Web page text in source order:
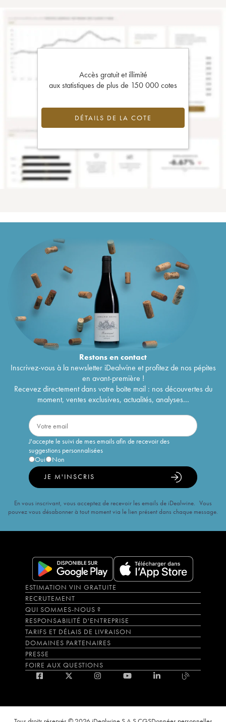
Accès gratuit et illimité
aux statistiques de plus de 150 000 cotes
DÉTAILS DE LA COTE
Restons encontact
Inscrivez-vous à la newsletter iDealwine et profitez de nos pépites
en avant-première !
Recevez directement dans votre boîte mail : nos découvertes du
moment, ventes exclusives, actualités, analyses...
J'accepte le suivi de mes emails afin de recevoir des
suggestions personnalisées
Oui
Non
JE M'INSCRIS
En vous inscrivant, vous acceptez de recevoir les emails de iDealwine. Vous
pouvez vous désabonner à tout moment via le lien présent dans chaque message.
ESTIMATION VIN GRATUITE
RECRUTEMENT
QUI SOMMES-NOUS ?
RESPONSABILITÉ D'ENTREPRISE
TARIFS ET DÉLAIS DE LIVRAISON
DOMAINES PARTENAIRES
PRESSE
FOIRE AUX QUESTIONS